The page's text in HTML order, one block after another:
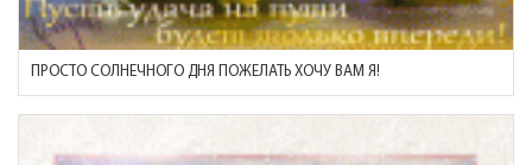
ПРОСТО СОЛНЕЧНОГО ДНЯ ПОЖЕЛАТЬ ХОЧУ ВАМ Я!